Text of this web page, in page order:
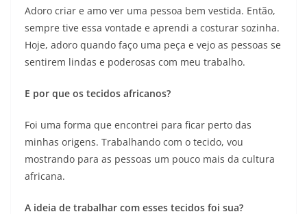
Adoro criar e amo ver uma pessoa bem vestida. Então,
sempre tive essa vontade e aprendi a costurar sozinha.
Hoje, adoro quando faço uma peça e vejo as pessoas se
sentirem lindas e poderosas com meu trabalho.
E por que os tecidos africanos?
Foi uma forma que encontrei para ficar perto das
minhas origens. Trabalhando com o tecido, vou
mostrando para as pessoas um pouco mais da cultura
africana.
A ideia de trabalhar com esses tecidos foi sua?